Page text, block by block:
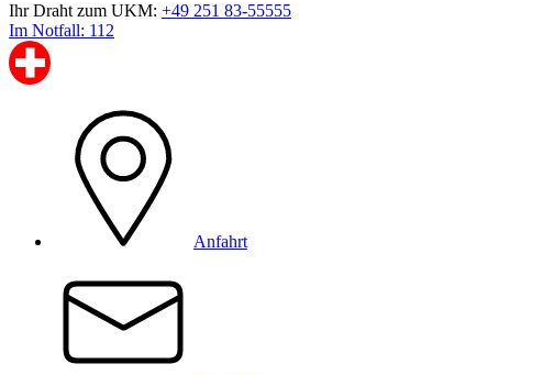
Ihr Draht zum UKM: +49 251 83-55555
Im Notfall: 112
Anfahrt